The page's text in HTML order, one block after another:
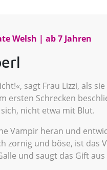
Welsh ab 7 Jahren
sagt Frau Lizzi, als
ersten Schrecken
nicht etwa mit Blut.
Vampir heran und
zornig und böse, ist das
und saugt das Gift